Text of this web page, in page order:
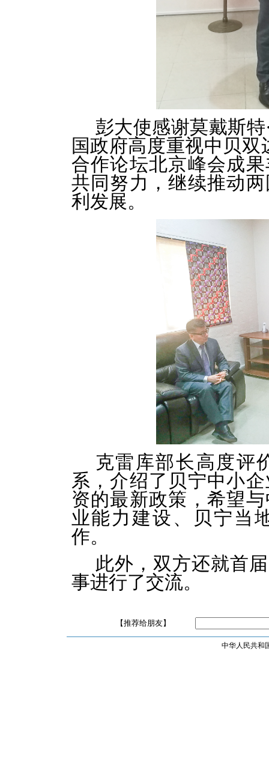
彭大使感谢莫戴斯
国政府高度重视中贝
合作论坛北京峰会成
共同努力，继续推动
利发展。
克雷库部长高度评
系，介绍了贝宁中小
资的最新政策，希望
业能力建设、贝宁当
作。
此外，双方还就首
事进行了交流。
【推荐给朋友】
中华人民共和